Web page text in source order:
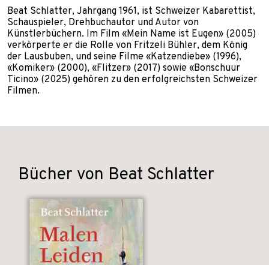
Beat Schlatter, Jahrgang 1961, ist Schweizer Kabarettist,
Schauspieler, Drehbuchautor und Autor von
Künstlerbüchern. Im Film «Mein Name ist Eugen» (2005)
verkörperte er die Rolle von Fritzeli Bühler, dem König
der Lausbuben, und seine Filme «Katzendiebe» (1996),
«Komiker» (2000), «Flitzer» (2017) sowie «Bonschuur
Ticino» (2025) gehören zu den erfolgreichsten Schweizer
Filmen.
Bücher von Beat Schlatter